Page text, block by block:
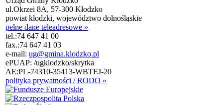
ul.Okrzei 8A, 57-300 Kłodzko
powiat kłodzki, województwo dolnośląskie
pełne dane teleadresowe »
tel.:74 647 41 00
fax.:74 647 41 03
e-mail: ug@gmina.klodzko.pl
ePUAP: /ugklodzko/skrytka
AE:PL-74310-35413-WBTEJ-20
polityka prywatności / RODO »